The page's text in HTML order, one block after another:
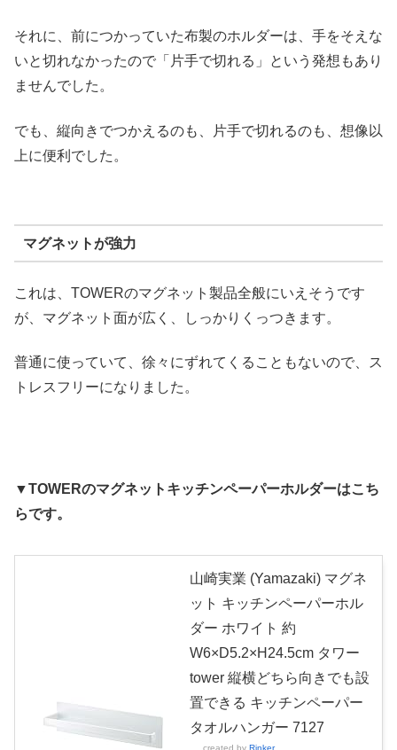
それに、前につかっていた布製のホルダーは、手をそえな
いと切れなかったので「片手で切れる」という発想もあり
ませんでした。
でも、縦向きでつかえるのも、片手で切れるのも、想像以
上に便利でした。
マグネットが強力
これは、TOWERのマグネット製品全般にいえそうです
が、マグネット面が広く、しっかりくっつきます。
普通に使っていて、徐々にずれてくることもないので、ス
トレスフリーになりました。
▼TOWERのマグネットキッチンペーパーホルダーはこち
らです。
山崎実業 (Yamazaki) マグネ
ット キッチンペーパーホル
ダー ホワイト 約
W6×D5.2×H24.5cm タワー
tower 縦横どちら向きでも設
置できる キッチンペーパー
タオルハンガー 7127
created by Rinker